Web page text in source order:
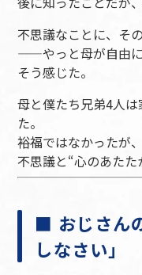
不思議なことに、そ
——やっと母が自由に
そう感じた。
母と僕たち兄弟4人
た。
裕福ではなかったが、
不思議と“心のあたた
■ おじさん
しなさい」